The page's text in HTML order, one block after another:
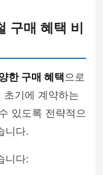
구매 혜택 비
한 구매 혜택으로
초기에 계약하는
있도록 전략적으
니다.
니다: